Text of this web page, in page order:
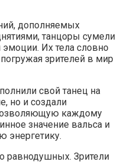
дополняемых
танцоры сумели
эмоции. Их тела словно
зрителей в мир
свой танец на
но и создали
каждому
значение вальса и
энергетику.
равнодушных. Зрители